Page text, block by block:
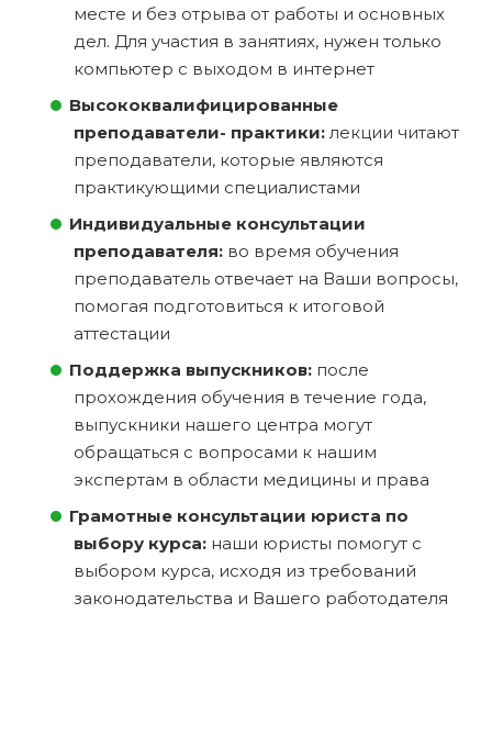
месте и без отрыва от работы и основных
дел. Для участия в занятиях, нужен только
компьютер с выходом в интернет
Высококвалифицированные
преподаватели- практики: лекции читают
преподаватели, которые являются
практикующими специалистами
Индивидуальные консультации
преподавателя: во время обучения
преподаватель отвечает на Ваши вопросы,
помогая подготовиться к итоговой
аттестации
Поддержка выпускников: после
прохождения обучения в течение года,
выпускники нашего центра могут
обращаться с вопросами к нашим
экспертам в области медицины и права
Грамотные консультации юриста по
выбору курса: наши юристы помогут с
выбором курса, исходя из требований
законодательства и Вашего работодателя